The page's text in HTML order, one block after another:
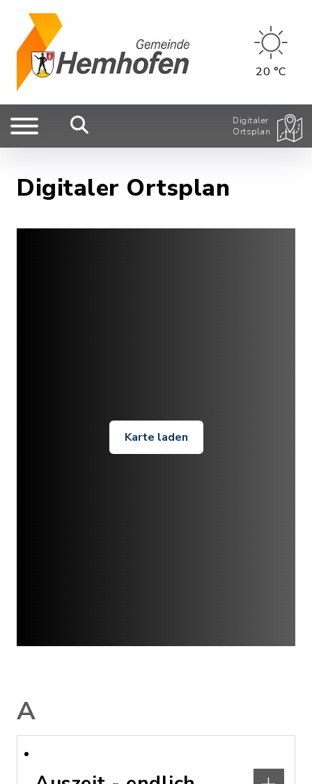
20 °C
Digitaler
Ortsplan
Digitaler Ortsplan
Karte laden
A